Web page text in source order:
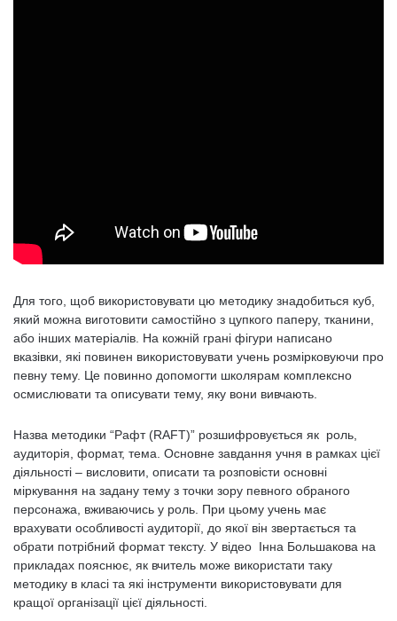
Для того, щоб використовувати цю методику знадобиться куб,
який можна виготовити самостійно з цупкого паперу, тканини,
або інших матеріалів. На кожній грані фігури написано
вказівки, які повинен використовувати учень розмірковуючи про
певну тему. Це повинно допомогти школярам комплексно
осмислювати та описувати тему, яку вони вивчають.
Назва методики “Рафт (RAFT)” розшифровується як роль,
аудиторія, формат, тема. Основне завдання учня в рамках цієї
діяльності – висловити, описати та розповісти основні
міркування на задану тему з точки зору певного обраного
персонажа, вживаючись у роль. При цьому учень має
врахувати особливості аудиторії, до якої він звертається та
обрати потрібний формат тексту. У відео Інна Большакова на
прикладах пояснює, як вчитель може використати таку
методику в класі та які інструменти використовувати для
кращої організації цієї діяльності.